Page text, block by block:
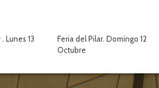
Lunes 13
Feria del Pilar. Domingo 12
Octubre